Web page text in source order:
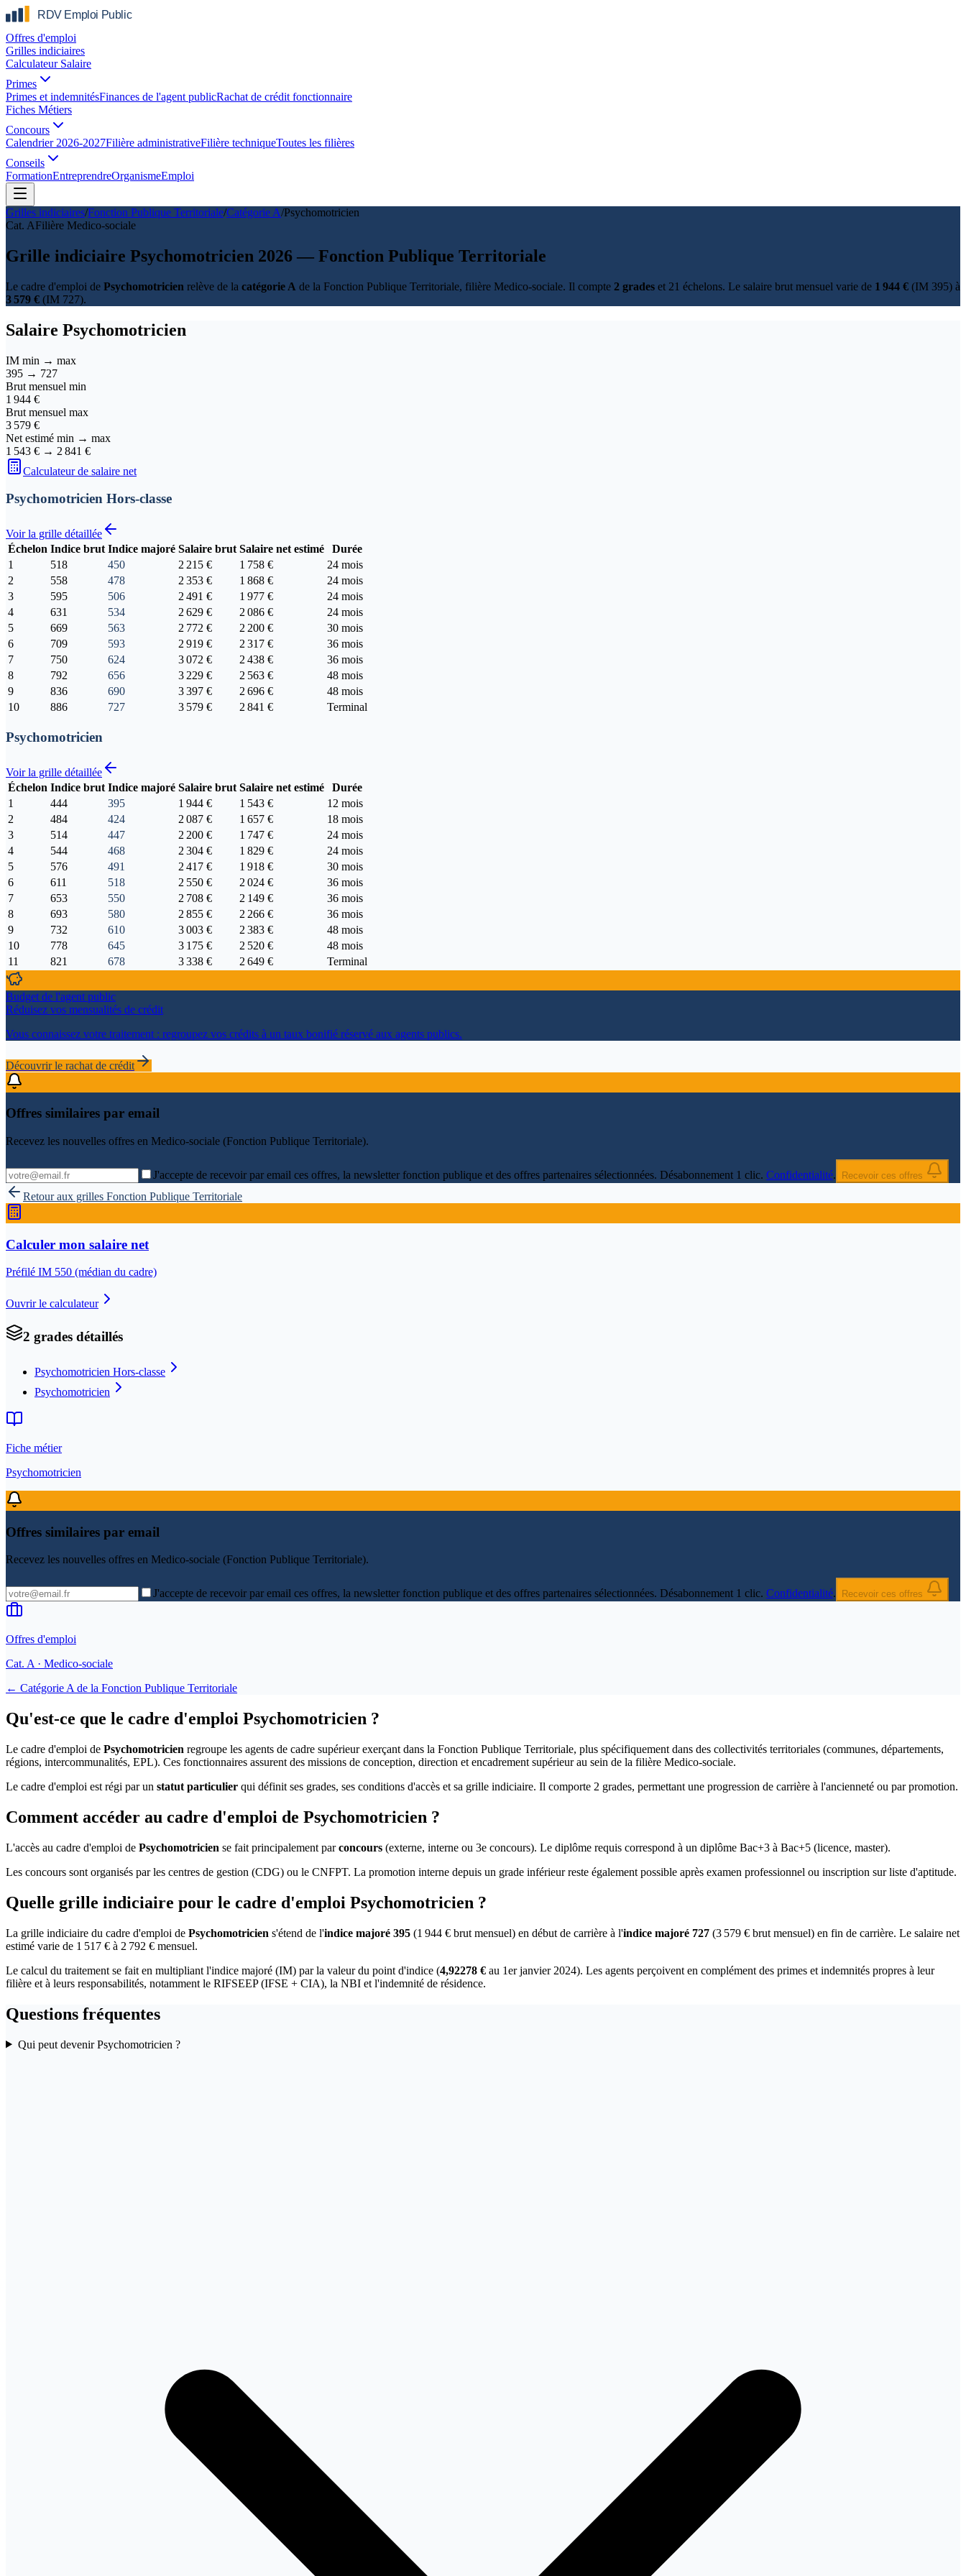
Offres d'emploi
Grilles indiciaires
Calculateur Salaire
Primes
Primes et indemnitésFinances de l'agent publicRachat de crédit fonctionnaire
Fiches Métiers
Concours
Calendrier 2026-2027Filière administrativeFilière techniqueToutes les filières
Conseils
FormationEntreprendreOrganismeEmploi
Grilles indiciaires/Fonction Publique Territoriale/Catégorie A/Psychomotricien
Cat. AFilière Medico-sociale
Grille indiciaire Psychomotricien 2026 — Fonction Publique Territoriale
Le cadre d'emploi de Psychomotricien relève de la catégorie A de la Fonction Publique Territoriale, filière Medico-sociale. Il compte 2 grades et 21 échelons. Le salaire brut mensuel varie de 1 944 € (IM 395) à
3 579 € (IM 727).
Salaire Psychomotricien
IM min → max
395 → 727
Brut mensuel min
1 944 €
Brut mensuel max
3 579 €
Net estimé min → max
1 543 € → 2 841 €
Calculateur de salaire net
Psychomotricien Hors-classe
Voir la grille détaillée
Échelon Indice brut Indice majoré Salaire brut Salaire net estimé
Durée
1
518 450 2 215 € 1 758 €
24 mois
2
558 478 2 353 € 1 868 €
24 mois
3
595 506 2 491 € 1 977 €
24 mois
4
631 534 2 629 € 2 086 €
24 mois
5
669 563 2 772 € 2 200 €
30 mois
6
709 593 2 919 € 2 317 €
36 mois
7
750 624 3 072 € 2 438 €
36 mois
8
792 656 3 229 € 2 563 €
48 mois
9
836 690 3 397 € 2 696 €
48 mois
10
886 727 3 579 € 2 841 € Terminal
Psychomotricien
Voir la grille détaillée
Échelon Indice brut Indice majoré Salaire brut Salaire net estimé
Durée
1
444 395 1 944 € 1 543 €
12 mois
2
484 424 2 087 € 1 657 €
18 mois
3
514 447 2 200 € 1 747 €
24 mois
4
544 468 2 304 € 1 829 €
24 mois
5
576 491 2 417 € 1 918 €
30 mois
6
611 518 2 550 € 2 024 €
36 mois
7
653 550 2 708 € 2 149 €
36 mois
8
693 580 2 855 € 2 266 €
36 mois
9
732 610 3 003 € 2 383 €
48 mois
10
778 645 3 175 € 2 520 €
48 mois
11
821 678 3 338 € 2 649 € Terminal
Budget de l'agent public
Réduisez vos mensualités de crédit
Vous connaissez votre traitement : regroupez vos crédits à un taux bonifié réservé aux agents publics.
Découvrir le rachat de crédit
Offres similaires par email
Recevez les nouvelles offres en Medico-sociale (Fonction Publique Territoriale).
J'accepte de recevoir par email ces offres, la newsletter fonction publique et des offres partenaires sélectionnées. Désabonnement 1 clic. Confidentialité. Recevoir ces offres
Retour aux grilles Fonction Publique Territoriale
Calculer mon salaire net
Préfilé IM 550 (médian du cadre)
Ouvrir le calculateur
2 grades détaillés
Psychomotricien Hors-classe
Psychomotricien
Fiche métier
Psychomotricien
Offres similaires par email
Recevez les nouvelles offres en Medico-sociale (Fonction Publique Territoriale).
J'accepte de recevoir par email ces offres, la newsletter fonction publique et des offres partenaires sélectionnées. Désabonnement 1 clic. Confidentialité. Recevoir ces offres
Offres d'emploi
Cat. A · Medico-sociale
← Catégorie A de la Fonction Publique Territoriale
Qu'est-ce que le cadre d'emploi Psychomotricien ?
Le cadre d'emploi de Psychomotricien regroupe les agents de cadre supérieur exerçant dans la Fonction Publique Territoriale, plus spécifiquement dans des collectivités territoriales (communes, départements,
régions, intercommunalités, EPL). Ces fonctionnaires assurent des missions de conception, direction et encadrement supérieur au sein de la filière Medico-sociale.
Le cadre d'emploi est régi par un statut particulier qui définit ses grades, ses conditions d'accès et sa grille indiciaire. Il comporte 2 grades, permettant une progression de carrière à l'ancienneté ou par promotion.
Comment accéder au cadre d'emploi de Psychomotricien ?
L'accès au cadre d'emploi de Psychomotricien se fait principalement parconcours (externe, interne ou 3e concours). Le diplôme requis correspond à un diplôme Bac+3 à Bac+5 (licence, master).
Les concours sont organisés par les centres de gestion (CDG) ou le CNFPT. La promotion interne depuis un grade inférieur reste également possible après examen professionnel ou inscription sur liste d'aptitude.
Quelle grille indiciaire pour le cadre d'emploi Psychomotricien ?
La grille indiciaire du cadre d'emploi de Psychomotricien s'étend de l'indice majoré 395 (1 944 € brut mensuel) en début de carrière à l'indice majoré 727 (3 579 € brut mensuel) en fin de carrière. Le salaire net
estimé varie de 1 517 € à 2 792 € mensuel.
Le calcul du traitement se fait en multipliant l'indice majoré (IM) par la valeur du point d'indice (4,92278 € au 1er janvier 2024). Les agents perçoivent en complément des primes et indemnités propres à leur
filière et à leurs responsabilités, notamment le RIFSEEP (IFSE + CIA), la NBI et l'indemnité de résidence.
Questions fréquentes
Qui peut devenir Psychomotricien ?